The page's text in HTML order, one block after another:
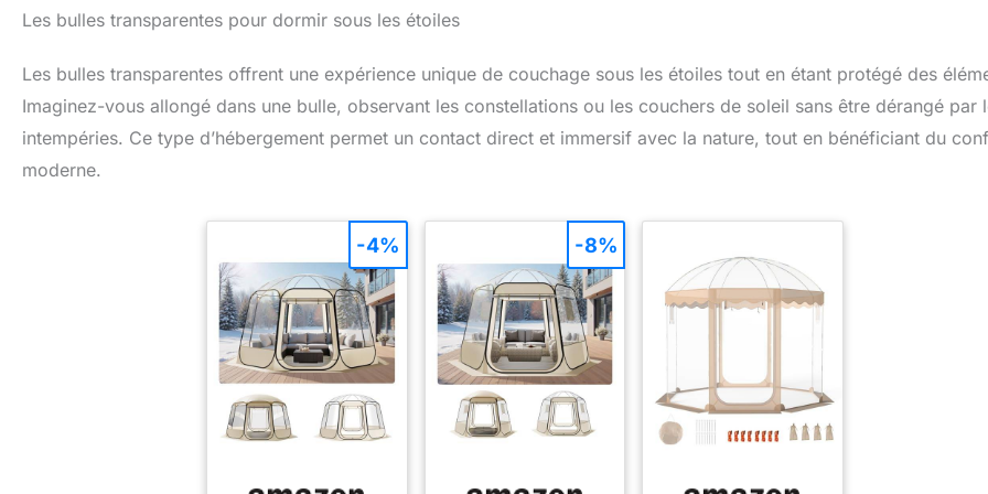
Les bulles transparentes pour dormir sous les étoiles
Les bulles transparentes offrent une expérience unique de couchage sous les étoiles tout en étant protégé des
Imaginez-vous allongé dans une bulle, observant les constellations ou les couchers de soleil sans être dérangé par
intempéries. Ce type d’hébergement permet un contact direct et immersif avec la nature, tout en bénéficiant du
moderne.
-4% -8%